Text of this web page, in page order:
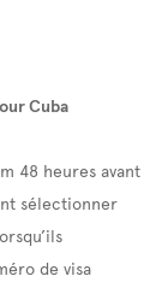
Cuba
48 heures avant
sélectionner
de visa